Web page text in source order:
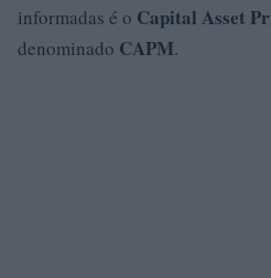
informadas é o Capital Asset
denominado CAPM.